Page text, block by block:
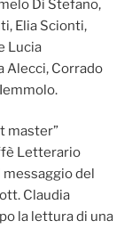
Di Stefano,
Elia Scionti,
Lucia
Alecci, Corrado
master”
Letterario
messaggio del
Claudia
la lettura di una